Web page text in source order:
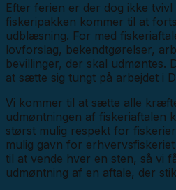
Efter ferien er der dog ikke
fiskeripakken kommer til at
udblæsning. For med
lovforslag, bekendtgørelser,
bevillinger, der skal udmøntes.
at sætte sig tungt på arbejdet i
Vi kommer til at sætte alle
udmøntningen af fiskeriaftalen
størst mulig respekt for
mulig gavn for
til at vende hver en sten, så vi
udmøntning af en aftale, der